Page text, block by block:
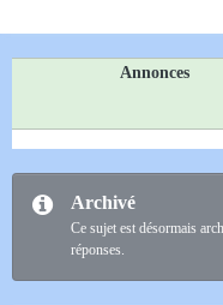
Annonces
Archivé
Ce sujet est désormais
réponses.